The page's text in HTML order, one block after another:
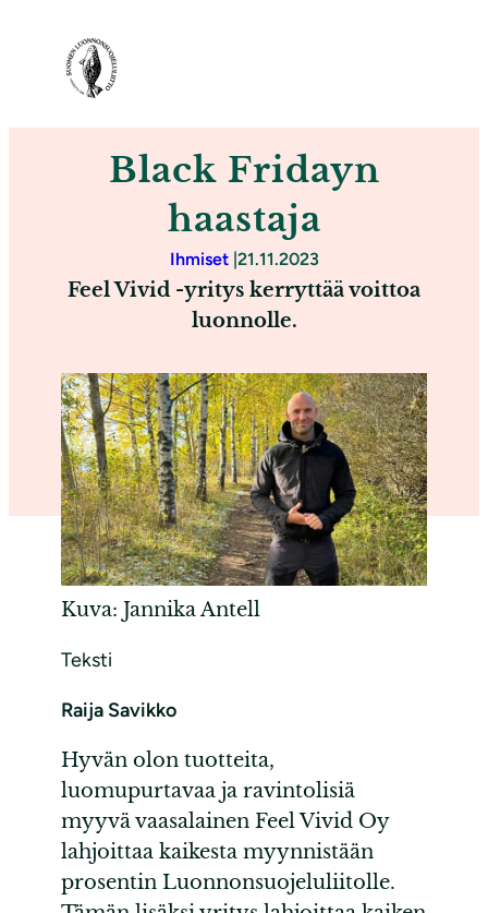
Black Fridayn
haastaja
Ihmiset| 21.11.2023
Feel Vivid -yritys kerryttää voittoa
luonnolle.
Kuva: Jannika Antell
Teksti
Raija Savikko
Hyvän olon tuotteita,
luomupurtavaa ja ravintolisiä
myyvä vaasalainen Feel Vivid Oy
lahjoittaa kaikesta myynnistään
prosentin Luonnonsuojeluliitolle.